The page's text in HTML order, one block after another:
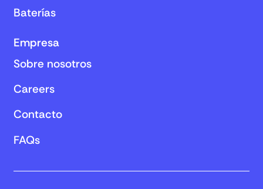
Baterías
Empresa
Sobre nosotros
Careers
Contacto
FAQs